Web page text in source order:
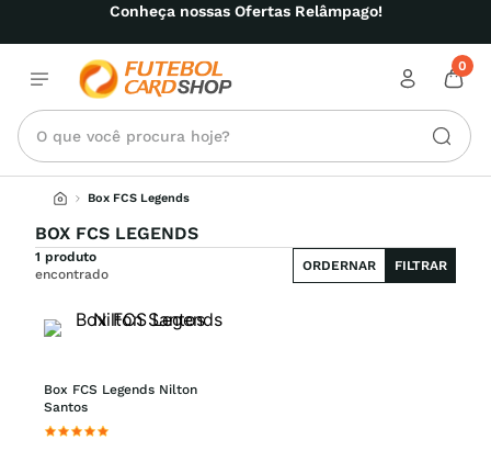
Conheça nossas Ofertas Relâmpago!
0
O que você procura hoje?
Box FCS Legends
BOX FCS LEGENDS
1 produto
encontrado
ORDERNAR FILTRAR
Box FCS Legends Nilton
Santos